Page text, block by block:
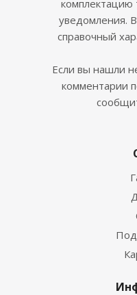
комплектацию
уведомления.
справочный
Если вы нашли
комментарии